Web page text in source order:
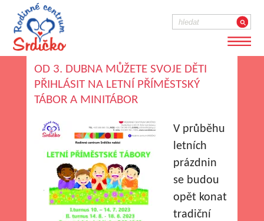
OD 3. DUBNA MŮŽETE SVOJE DĚTI
PŘIHLÁSIT NA LETNÍ PŘÍMĚSTSKÝ
TÁBOR A MINITÁBOR
V průběhu
letních
prázdnin
se budou
opět konat
tradiční